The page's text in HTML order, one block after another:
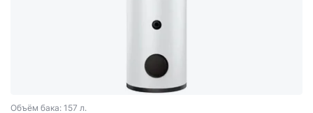
Объём бака: 157 л.